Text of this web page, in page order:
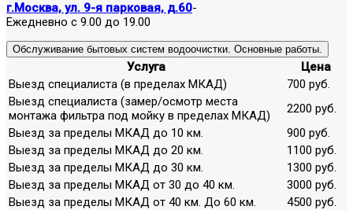
г.Москва, ул. 9-я парковая, д.60-
Ежедневно с 9.00 до 19.00
Обслуживание бытовых систем водоочистки. Основные работы.
Услуга
Цена
Выезд специалиста (в пределах МКАД)
700 руб.
Выезд специалиста (замер/осмотр места
монтажа фильтра под мойку в пределах МКАД)
2200 руб.
Выезд за пределы МКАД до 10 км.
900 руб.
Выезд за пределы МКАД до 20 км.
1100 руб.
Выезд за пределы МКАД до 30 км.
1300 руб.
Выезд за пределы МКАД от 30 до 40 км.
3000 руб.
Выезд за пределы МКАД от 40 км. До 60 км.
4500 руб.